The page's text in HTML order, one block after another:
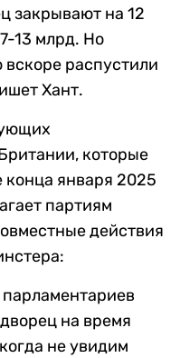
закрывают на 12
13 млрд. Но
распустили
Хант.
которые
января 2025
партиям
действия
на время
не увидим